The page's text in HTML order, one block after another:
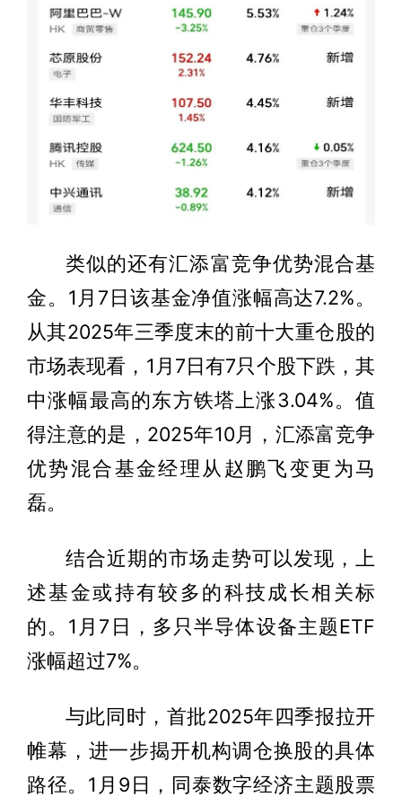
类似的还有汇添富竞争优势混合基
金。1月7日该基金净值涨幅高达7.2%。
从其2025年三季度末的前十大重仓股的
市场表现看，1月7日有7只个股下跌，其
中涨幅最高的东方铁塔上涨3.04%。值
得注意的是，2025年10月，汇添富竞争
优势混合基金经理从赵鹏飞变更为马
磊。
结合近期的市场走势可以发现，上
述基金或持有较多的科技成长相关标
的。1月7日，多只半导体设备主题ETF
涨幅超过7%。
与此同时，首批2025年四季报拉开
帷幕，进一步揭开机构调仓换股的具体
路径。1月9日，同泰数字经济主题股票